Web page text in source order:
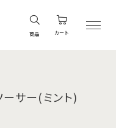
商品 カート
サー(ミント)